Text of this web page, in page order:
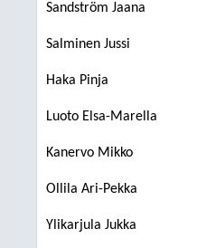
Sandström Jaana
Salminen Jussi
Haka Pinja
Luoto Elsa-Marella
Kanervo Mikko
Ollila Ari-Pekka
Ylikarjula Jukka